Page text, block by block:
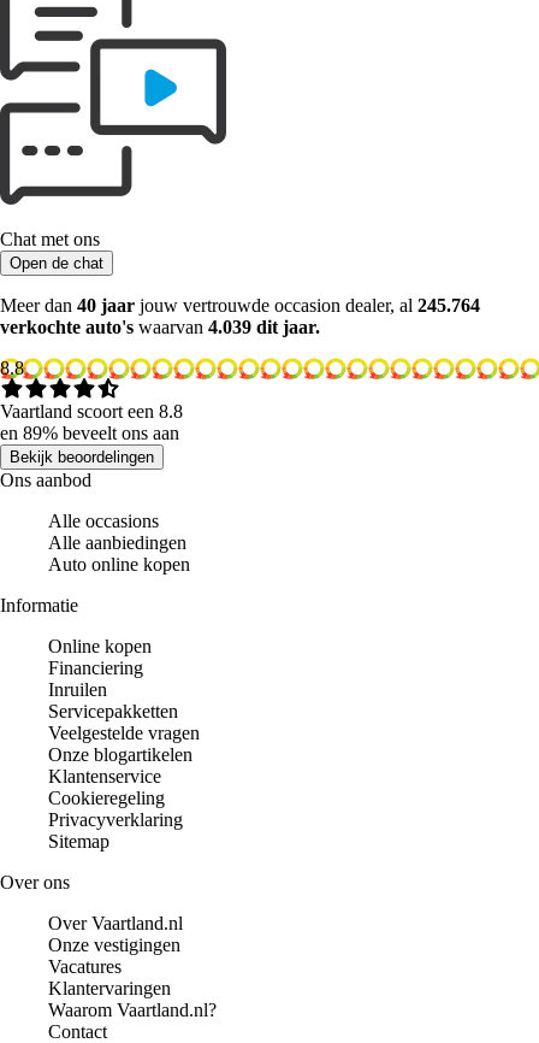
Chat met ons
Open de chat
Meer dan 40 jaar jouw vertrouwde occasion dealer, al 245.764
verkochte auto's waarvan 4.039 dit jaar.
8.8
Vaartland scoort een 8.8
en 89% beveelt ons aan
Bekijk beoordelingen
Ons aanbod
Alle occasions
Alle aanbiedingen
Auto online kopen
Informatie
Online kopen
Financiering
Inruilen
Servicepakketten
Veelgestelde vragen
Onze blogartikelen
Klantenservice
Cookieregeling
Privacyverklaring
Sitemap
Over ons
Over Vaartland.nl
Onze vestigingen
Vacatures
Klantervaringen
Waarom Vaartland.nl?
Contact